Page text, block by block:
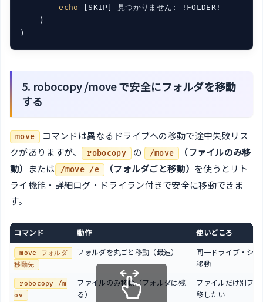
echo
[SKIP] 見つかりません: !FOLDER!
    )
5. robocopy /move で安全にフォルダを移動
する
move
コマンドは異なるドライブへの移動で途中失敗リス
クがありますが、 robocopy の /move
（ファイルのみ移
動）
または /move /e （フォルダごと移動） を使うとリト
ライ機能・詳細ログ・ドライラン付きで安全に移動できま
す。
コマンド 動作 使いどころ
move フォルダ
移動先
フォルダを丸ごと移動（最速）
同一ドライブ・シ
移動
robocopy /m
ov
ファイルのみ移動（フォルダは残
る）
ファイルだけ別フ
移したい